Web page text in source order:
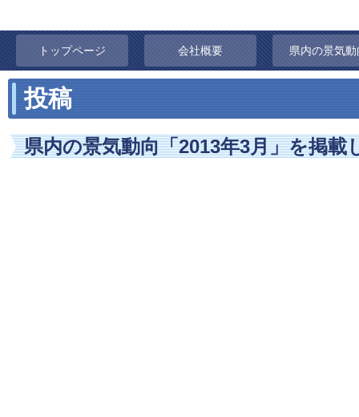
トップページ 会社概要 県内の景気動
投稿
県内の景気動向「2013年3月」を掲載